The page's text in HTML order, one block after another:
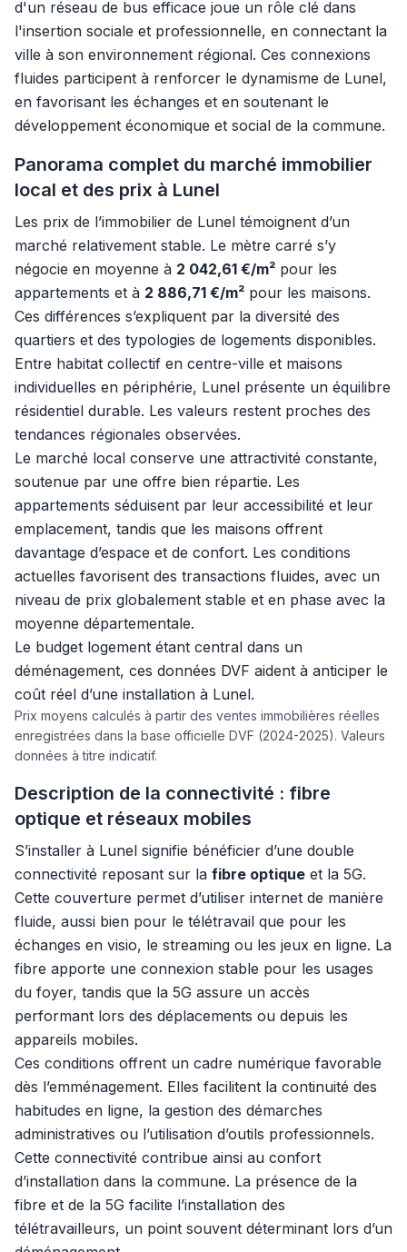
d'un réseau de bus efficace joue un rôle clé dans
l'insertion sociale et professionnelle, en connectant la
ville à son environnement régional. Ces connexions
fluides participent à renforcer le dynamisme de Lunel,
en favorisant les échanges et en soutenant le
développement économique et social de la commune.
Panorama complet du marché immobilier
local et des prix à Lunel
Les prix de l’immobilier de Lunel témoignent d’un
marché relativement stable. Le mètre carré s’y
négocie en moyenne à 2 042,61 €/m² pour les
appartements et à 2 886,71 €/m² pour les maisons.
Ces différences s’expliquent par la diversité des
quartiers et des typologies de logements disponibles.
Entre habitat collectif en centre-ville et maisons
individuelles en périphérie, Lunel présente un équilibre
résidentiel durable. Les valeurs restent proches des
tendances régionales observées.
Le marché local conserve une attractivité constante,
soutenue par une offre bien répartie. Les
appartements séduisent par leur accessibilité et leur
emplacement, tandis que les maisons offrent
davantage d’espace et de confort. Les conditions
actuelles favorisent des transactions fluides, avec un
niveau de prix globalement stable et en phase avec la
moyenne départementale.
Le budget logement étant central dans un
déménagement, ces données DVF aident à anticiper le
coût réel d’une installation à Lunel.
Prix moyens calculés à partir des ventes immobilières réelles
enregistrées dans la base officielle DVF (2024-2025). Valeurs
données à titre indicatif.
Description de la connectivité : fibre
optique et réseaux mobiles
S’installer à Lunel signifie bénéficier d’une double
connectivité reposant sur la fibre optique et la 5G.
Cette couverture permet d’utiliser internet de manière
fluide, aussi bien pour le télétravail que pour les
échanges en visio, le streaming ou les jeux en ligne. La
fibre apporte une connexion stable pour les usages
du foyer, tandis que la 5G assure un accès
performant lors des déplacements ou depuis les
appareils mobiles.
Ces conditions offrent un cadre numérique favorable
dès l’emménagement. Elles facilitent la continuité des
habitudes en ligne, la gestion des démarches
administratives ou l’utilisation d’outils professionnels.
Cette connectivité contribue ainsi au confort
d’installation dans la commune. La présence de la
fibre et de la 5G facilite l’installation des
télétravailleurs, un point souvent déterminant lors d’un